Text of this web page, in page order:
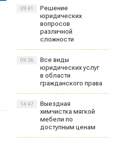
Решение
юридических
вопросов
различной
сложности
09:41
Все виды
юридических услуг
в области
гражданского права
09:36
Выездная
химчистка мягкой
мебели по
доступным ценам
14:47